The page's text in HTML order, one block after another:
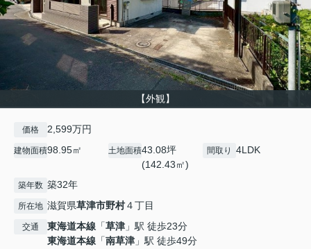
【外観】
価格 2,599万円
建物面積98.95㎡ 土地面積43.08坪
(142.43㎡)
間取り 4LDK
築年数 築32年
所在地 滋賀県草津市野村４丁目
交通 東海道本線 「草津 」駅 徒歩23分
東海道本線 「南草津 」駅 徒歩49分